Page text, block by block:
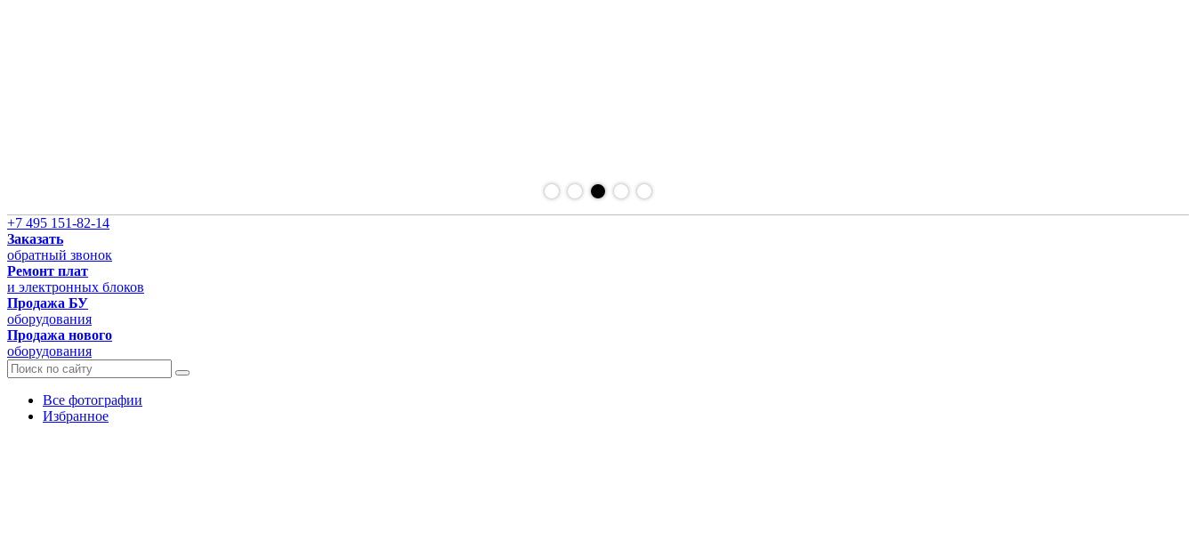
+7 495 151-82-14
Заказать
обратный звонок
Ремонт плат
и электронных блоков
Продажа БУ
оборудования
Продажа нового
оборудования
Все фотографии
Избранное